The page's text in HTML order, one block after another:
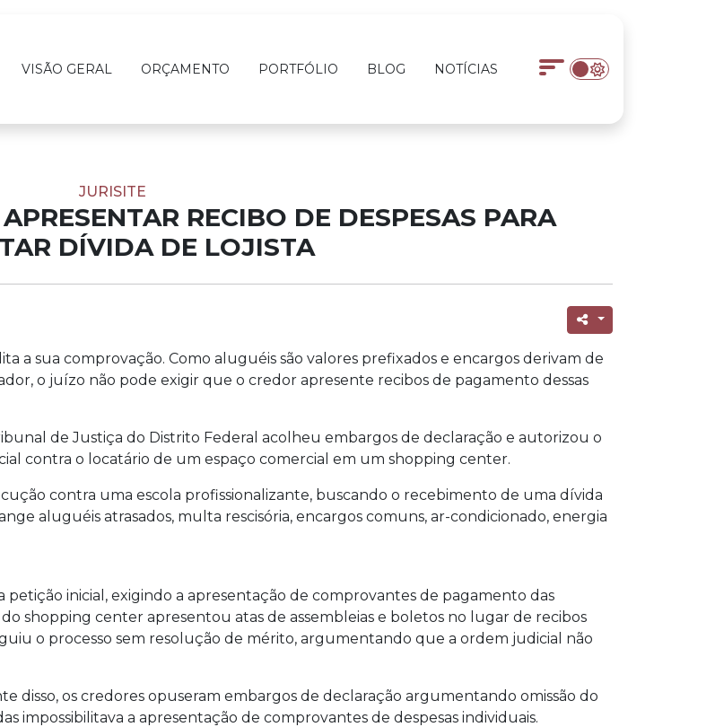
VISÃO GERAL ORÇAMENTO PORTFÓLIO BLOG NOTÍCIAS
JURISITE
RECIBO DE DESPESAS PARA
DÍVIDA DE LOJISTA
a sua comprovação. Como aluguéis são valores prefixados e encargos derivam de
o juízo não pode exigir que o credor apresente recibos de pagamento dessas
de Justiça do Distrito Federal acolheu embargos de declaração e autorizou o
contra o locatário de um espaço comercial em um shopping center.
contra uma escola profissionalizante, buscando o recebimento de uma dívida
aluguéis atrasados, multa rescisória, encargos comuns, ar-condicionado, energia
inicial, exigindo a apresentação de comprovantes de pagamento das
shopping center apresentou atas de assembleias e boletos no lugar de recibos
o processo sem resolução de mérito, argumentando que a ordem judicial não
disso, os credores opuseram embargos de declaração argumentando omissão do
impossibilitava a apresentação de comprovantes de despesas individuais.